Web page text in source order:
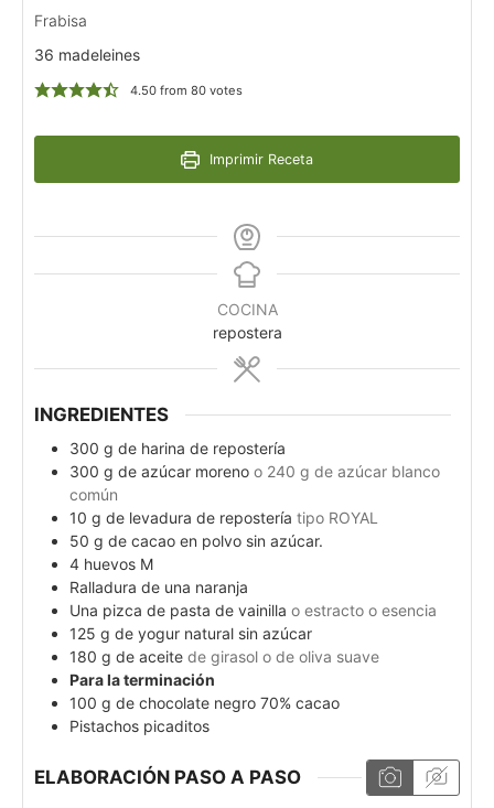
Frabisa
36 madeleines
4.50from 80votes
Imprimir Receta
COCINA
repostera
INGREDIENTES
300 g de harina de repostería
300 g de azúcar moreno o 240 g de azúcar blanco
común
10 g de levadura de repostería tipo ROYAL
50 g de cacao en polvo sin azúcar.
4 huevos M
Ralladura de una naranja
Una pizca de pasta de vainilla o estracto o esencia
125 g de yogur natural sin azúcar
180 g de aceite de girasol o de oliva suave
Para la terminación
100 g de chocolate negro 70% cacao
Pistachos picaditos
ELABORACIÓN PASO A PASO